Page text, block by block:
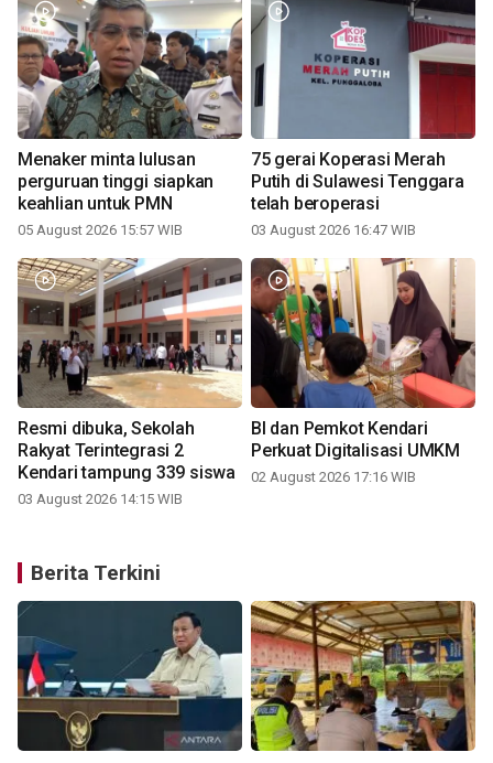
Menaker minta lulusan
perguruan tinggi siapkan
keahlian untuk PMN
05 August 2026 15:57 WIB
75 gerai Koperasi Merah
Putih di Sulawesi Tenggara
telah beroperasi
03 August 2026 16:47 WIB
Resmi dibuka, Sekolah
Rakyat Terintegrasi 2
Kendari tampung 339 siswa
03 August 2026 14:15 WIB
BI dan Pemkot Kendari
Perkuat Digitalisasi UMKM
02 August 2026 17:16 WIB
Berita Terkini